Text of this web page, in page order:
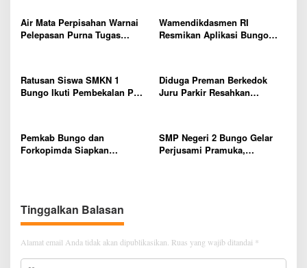
p
o
Air Mata Perpisahan Warnai
Pelepasan Purna Tugas
Wamendikdasmen RI
Resmikan Aplikasi Bungo
Ratusan Siswa SMKN 1
Bungo Ikuti Pembekalan PKL,
Diduga Preman Berkedok
Juru Parkir Resahkan
Pemkab Bungo dan
Forkopimda Siapkan
SMP Negeri 2 Bungo Gelar
Perjusami Pramuka,
Tinggalkan Balasan
Alamat email Anda tidak akan dipublikasikan. Ruas yang wajib ditandai *